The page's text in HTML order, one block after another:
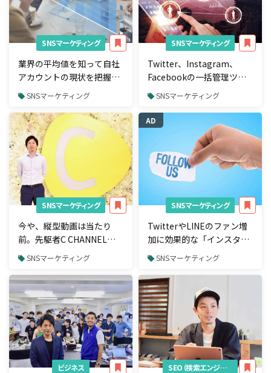
SNSマーケティング
業界の平均値を知って自社
アカウントの現状を把握し
ようSNSマーケティング
SNSマーケティング
Twitter、Instagram、
Facebookの一括管理ツー
ル5つを比較してみた
SNSマーケティング
SNSマーケティング
今や、縦型動画は当たり
前。先駆者C CHANNELの
強みはどこにある？
SNSマーケティング
AD
SNSマーケティング
TwitterやLINEのファン増
加に効果的な「インスタン
トウィン」を徹底解説！
SNSマーケティング
ビジネス SEO（検索エンジン最適化）